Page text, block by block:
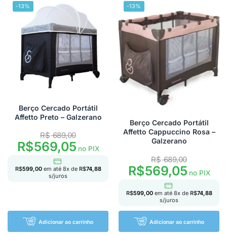
-13%
Berço Cercado Portátil
Affetto Preto – Galzerano
R$689,00
R$569,05no PIX
R$599,00 em até 8x de R$74,88
s/juros
Adicionar ao carrinho
-13%
Berço Cercado Portátil
Affetto Cappuccino Rosa –
Galzerano
R$689,00
R$569,05no PIX
R$599,00 em até 8x de R$74,88
s/juros
Adicionar ao carrinho